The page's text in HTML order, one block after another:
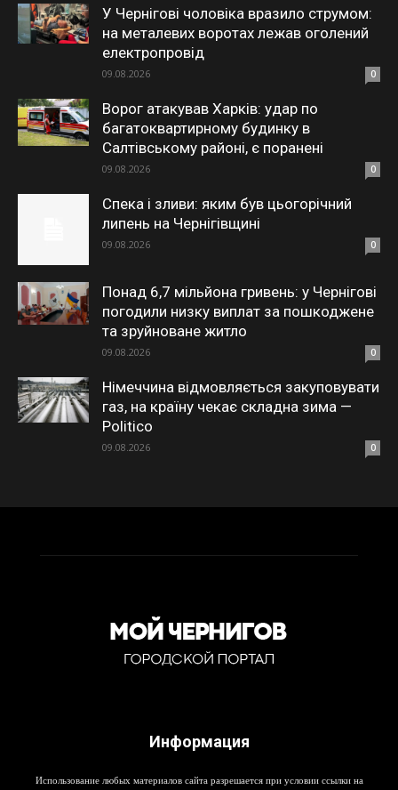
У Чернігові чоловіка вразило струмом:
на металевих воротах лежав оголений
електропровід
09.08.2026 0
Ворог атакував Харків: удар по
багатоквартирному будинку в
Салтівському районі, є поранені
09.08.2026 0
Спека і зливи: яким був цьогорічний
липень на Чернігівщині
09.08.2026 0
Понад 6,7 мільйона гривень: у Чернігові
погодили низку виплат за пошкоджене
та зруйноване житло
09.08.2026 0
Німеччина відмовляється закуповувати
газ, на країну чекає складна зима —
Politico
09.08.2026 0
Информация
Использование любых материалов сайта разрешается при условии ссылки на